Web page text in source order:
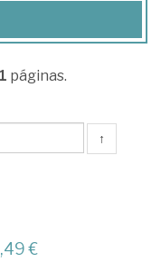
1 páginas.
↑
€